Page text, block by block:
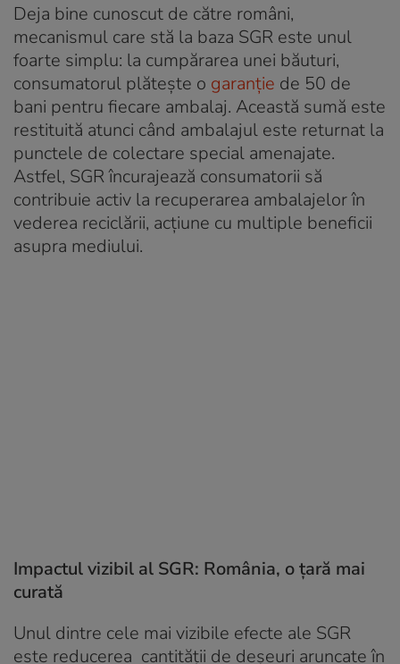
Deja bine cunoscut de către români,
mecanismul care stă la baza SGR este unul
foarte simplu: la cumpărarea unei băuturi,
consumatorul plătește o garanție de 50 de
bani pentru fiecare ambalaj. Această sumă este
restituită atunci când ambalajul este returnat la
punctele de colectare special amenajate.
Astfel, SGR încurajează consumatorii să
contribuie activ la recuperarea ambalajelor în
vederea reciclării, acțiune cu multiple beneficii
asupra mediului.
Impactul vizibil al SGR: România, o țară mai
curată
Unul dintre cele mai vizibile efecte ale SGR
este reducerea cantității de deșeuri aruncate în